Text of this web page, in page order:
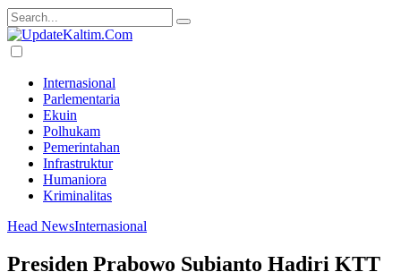
Internasional
Parlementaria
Ekuin
Polhukam
Pemerintahan
Infrastruktur
Humaniora
Kriminalitas
Head NewsInternasional
Presiden Prabowo Subianto Hadiri KTT